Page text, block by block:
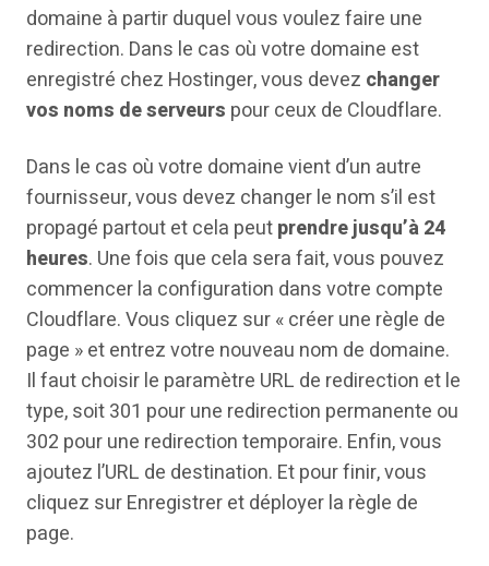
domaine à partir duquel vous voulez faire une
redirection. Dans le cas où votre domaine est
enregistré chez Hostinger, vous devez changer
vos noms de serveurs pour ceux de Cloudflare.
Dans le cas où votre domaine vient d’un autre
fournisseur, vous devez changer le nom s’il est
propagé partout et cela peutprendre jusqu’à 24
heures. Une fois que cela sera fait, vous pouvez
commencer la configuration dans votre compte
Cloudflare. Vous cliquez sur « créer une règle de
page » et entrez votre nouveau nom de domaine.
Il faut choisir le paramètre URL de redirection et le
type, soit 301 pour une redirection permanente ou
302 pour une redirection temporaire. Enfin, vous
ajoutez l’URL de destination. Et pour finir, vous
cliquez sur Enregistrer et déployer la règle de
page.